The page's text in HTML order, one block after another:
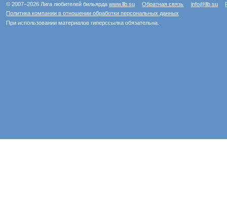
© 2007–2026 Лига любителей бильярдаwww.llb.su Обратная связь info@llb.su
Политика компании в отношении обработки персональных данных
При использовании материалов гиперссылка обязательна.